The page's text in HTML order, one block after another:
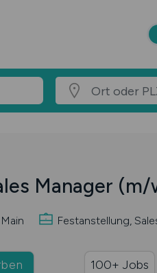
Manager (m/
Festanstellung,
100+ Jobs